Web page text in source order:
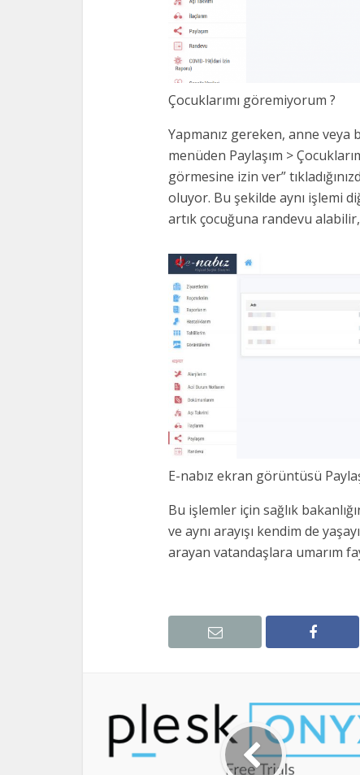
Çocuklarımı göremiyorum ?
Yapmanız gereken, anne veya
menüden Paylaşım >
görmesine izin ver”
oluyor. Bu şekilde aynı işlemi
artık çocuğuna randevu
E-nabız ekran görüntüsü
Bu işlemler için sağlık
ve aynı arayışı kendim de
arayan vatandaşlara umarım